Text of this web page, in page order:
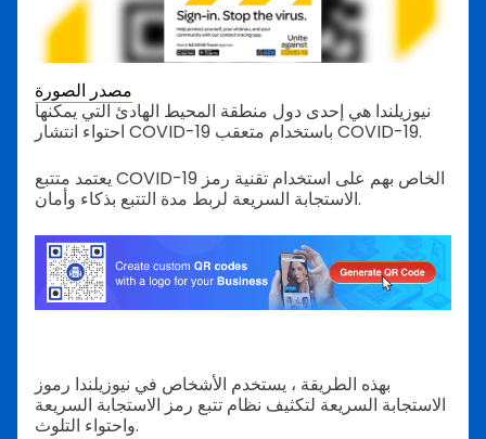
مصدر الصورة
نيوزيلندا هي إحدى دول منطقة المحيط الهادئ التي يمكنها
احتواء انتشار COVID-19 باستخدام متعقب COVID-19.
يعتمد متتبع COVID-19 الخاص بهم على استخدام تقنية رمز
الاستجابة السريعة لربط مدة التتبع بذكاء وأمان.
بهذه الطريقة ، يستخدم الأشخاص في نيوزيلندا رموز
الاستجابة السريعة لتكثيف نظام تتبع رمز الاستجابة السريعة
واحتواء التلوث.